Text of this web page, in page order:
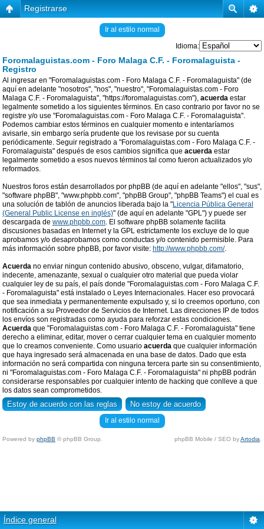
Registrarse
Ir al estilo normal
Idioma:
Foromalaguistas.com - Foro Malaga C.F. - Foromalaguista -
Registro
Al ingresar en "Foromalaguistas.com - Foro Malaga C.F. - Foromalaguista" (de
aquí en adelante "nosotros", "nos", "nuestro", "Foromalaguistas.com - Foro
Malaga C.F. - Foromalaguista", "https://foromalaguistas.com"), acuerda estar
legalmente sometido a los siguientes términos. En caso contrario por favor no se
registre y/o use "Foromalaguistas.com - Foro Malaga C.F. - Foromalaguista".
Podemos cambiar estos términos en cualquier momento e intentaríamos
avisarle, sin embargo sería prudente que los revisase por su cuenta
periódicamente. Seguir registrado a "Foromalaguistas.com - Foro Malaga C.F. -
Foromalaguista" después de esos cambios significa que acuerda estar
legalmente sometido a esos nuevos términos tal como fueron actualizados y/o
reformados.
Nuestros foros están desarrollados por phpBB (de aquí en adelante "ellos", "sus",
"software phpBB", "www.phpbb.com", "phpBB Group", "phpBB Teams") el cual es
una solución de tablón de anuncios liberada bajo la "Licencia Pública General
(General Public License en inglés)" (de aquí en adelante "GPL") y puede ser
descargada de www.phpbb.com. El software phpBB solamente facilita
discusiones basadas en Internet y la GPL estrictamente los excluye de lo que
aprobamos y/o desaprobamos como conductas y/o contenido permisible. Para
más información sobre phpBB, por favor visite: http://www.phpbb.com/.
Acuerda no enviar ningun contenido abusivo, obsceno, vulgar, difamatorio,
indecente, amenazante, sexual o cualquier otro material que pueda violar
cualquier ley de su país, el país donde "Foromalaguistas.com - Foro Malaga C.F.
- Foromalaguista" está instalado o Leyes Internacionales. Hacer eso provocará
que sea inmediata y permanentemente expulsado y, si lo creemos oportuno, con
notificación a su Proveedor de Servicios de Internet. Las direcciones IP de todos
los envíos son registradas como ayuda para reforzar estas condiciones.
Acuerda que "Foromalaguistas.com - Foro Malaga C.F. - Foromalaguista" tiene
derecho a eliminar, editar, mover o cerrar cualquier tema en cualquier momento
que lo creamos conveniente. Como usuario acuerda que cualquier información
que haya ingresado será almacenada en una base de datos. Dado que esta
información no será compartida con ninguna tercera parte sin su consentimiento,
ni "Foromalaguistas.com - Foro Malaga C.F. - Foromalaguista" ni phpBB podrán
considerarse responsables por cualquier intento de hacking que conlleve a que
los datos sean comprometidos.
Ir al estilo normal
Powered by phpBB © phpBB Group. phpBB Mobile / SEO byArtodia
Índice general